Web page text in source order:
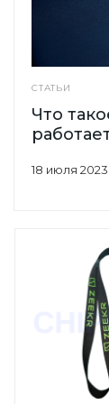
СТАТЬИ
18 июля 2023
Что